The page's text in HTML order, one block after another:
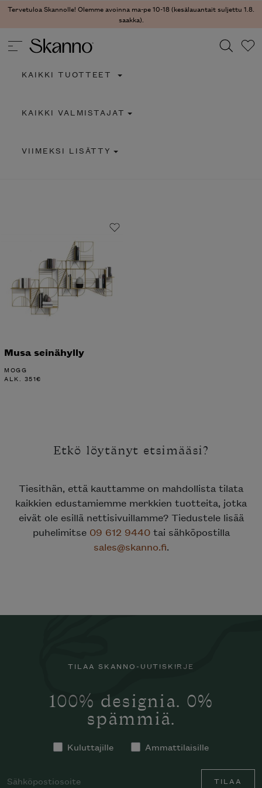
Tervetuloa Skannolle! Olemme avoinna ma-pe 10-18 (kesälauantait suljettu 1.8.
saakka).
Type 2 or more characters for results.
KAIKKI TUOTTEET
KAIKKI VALMISTAJAT
VIIMEKSI LISÄTTY
Musa seinähylly
MOGG
ALK. 351€
Etkö löytänyt etsimääsi?
Tiesithän, että kauttamme on mahdollista tilata
kaikkien edustamiemme merkkien tuotteita, jotka
eivät ole esillä nettisivuillamme? Tiedustele lisää
puhelimitse 09 612 9440tai sähköpostilla
sales@skanno.fi.
TILAA SKANNO-UUTISKIRJE
100% designia. 0%
spämmiä.
Kuluttajille Ammattilaisille
TILAA